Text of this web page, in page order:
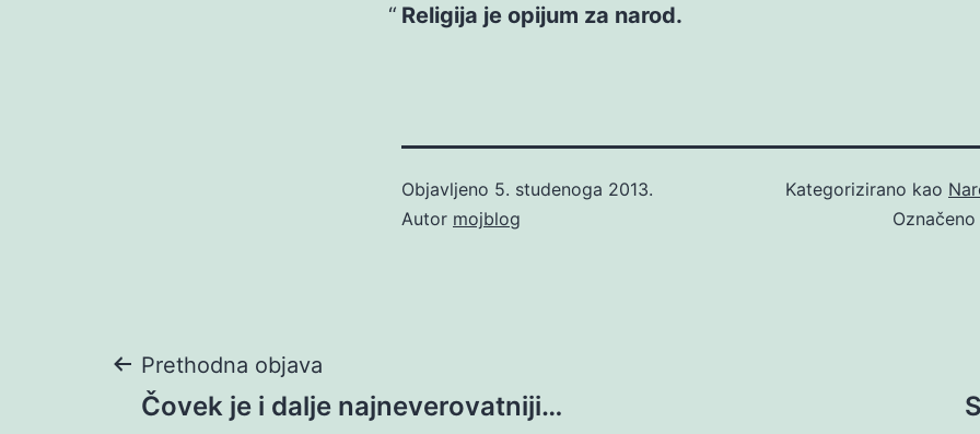
Religija je opijum za narod.
Objavljeno 5. studenoga 2013.
Autor mojblog
Kategorizirano kao
Označeno
Navigacija
Prethodna objava
Čovek je i dalje najneverovatniji…